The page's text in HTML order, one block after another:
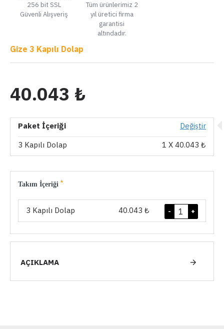
256 bit SSL
Güvenli Alışveriş
Tüm ürünlerimiz 2
yıl üretici firma
garantisi
altındadır.
Gize 3 Kapılı Dolap
40.043 ₺
Paket İçeriği
Değiştir
3 Kapılı Dolap
1 X 40.043 ₺
Takım İçeriği
3 Kapılı Dolap 40.043 ₺ +
-
AÇIKLAMA